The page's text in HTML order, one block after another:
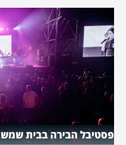
פסטיבל הבירה בבית שמש